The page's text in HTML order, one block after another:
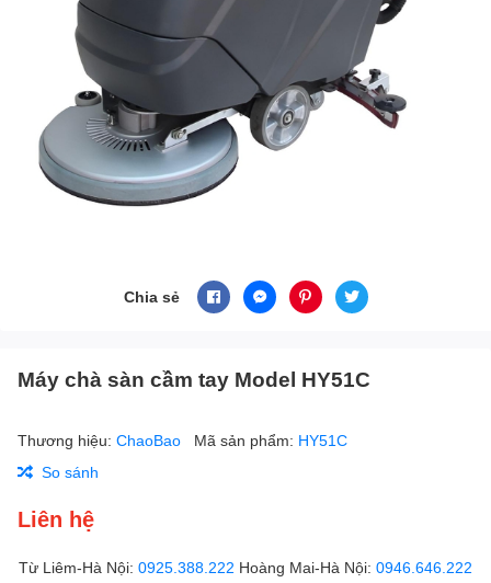
Chia sẻ
Máy chà sàn cầm tay Model HY51C
Thương hiệu: ChaoBao Mã sản phẩm: HY51C
So sánh
Liên hệ
Từ Liêm-Hà Nội: 0925.388.222 Hoàng Mai-Hà Nội: 0946.646.222